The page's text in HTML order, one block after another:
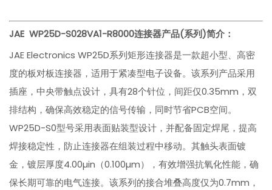
JAE WP25D-S028VA1-R8000连接器产品(系列)简介：
JAE Electronics WP25D系列矩形连接器是一款超小型、高密
度的板对板连接器，适用于紧凑型电子设备。该系列产品采用
插座，中央带触点设计，具有28个针位，间距仅0.35mm，双
排结构，确保高效稳定的信号传输，同时节省PCB空间。
WP25D-S0型号采用表面贴装型设计，并配备固定焊尾，提高
焊接稳定性，防止连接器在组装过程中移动。其触头表面镀
金，镀层厚度4.00µin（0.100µm），有效增强抗氧化性能，确
保长期可靠的电气连接。该系列的接合堆叠高度仅为0.7mm，